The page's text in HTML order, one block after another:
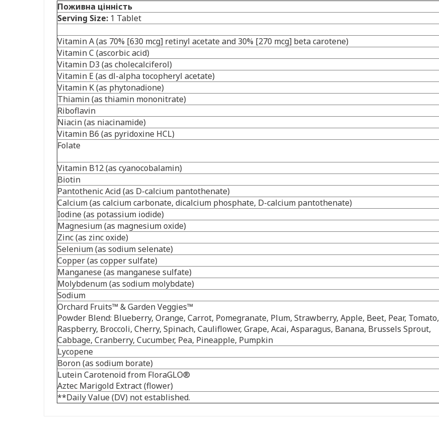
Поживна цінність
Serving Size: 1 Tablet
Vitamin A (as 70% [630 mcg] retinyl acetate and 30% [270 mcg] beta carotene)
Vitamin C (ascorbic acid)
Vitamin D3 (as cholecalciferol)
Vitamin E (as dl-alpha tocopheryl acetate)
Vitamin K (as phytonadione)
Thiamin (as thiamin mononitrate)
Riboflavin
Niacin (as niacinamide)
Vitamin B6 (as pyridoxine HCL)
Folate
Vitamin B12 (as cyanocobalamin)
Biotin
Pantothenic Acid (as D-calcium pantothenate)
Calcium (as calcium carbonate, dicalcium phosphate, D-calcium pantothenate)
Iodine (as potassium iodide)
Magnesium (as magnesium oxide)
Zinc (as zinc oxide)
Selenium (as sodium selenate)
Copper (as copper sulfate)
Manganese (as manganese sulfate)
Molybdenum (as sodium molybdate)
Sodium
Orchard Fruits™ & Garden Veggies™
Powder Blend: Blueberry, Orange, Carrot, Pomegranate, Plum, Strawberry, Apple, Beet, Pear, Tomato,
Raspberry, Broccoli, Cherry, Spinach, Cauliflower, Grape, Acai, Asparagus, Banana, Brussels Sprout,
Cabbage, Cranberry, Cucumber, Pea, Pineapple, Pumpkin
Lycopene
Boron (as sodium borate)
Lutein Carotenoid from FloraGLO®
Aztec Marigold Extract (flower)
**Daily Value (DV) not established.